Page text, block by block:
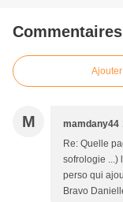
Commentaires
M mamdany44
Re: Quelle
sofrologie ...)
perso qui
Bravo